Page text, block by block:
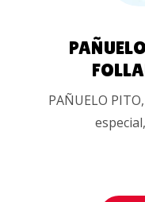
PAÑUELO